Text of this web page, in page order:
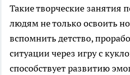
Такие творческие
людям не только освоить
вспомнить детство,
ситуации через игру с
способствует развитию